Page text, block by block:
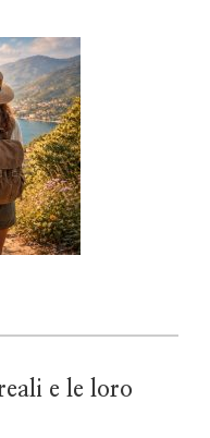
e le loro